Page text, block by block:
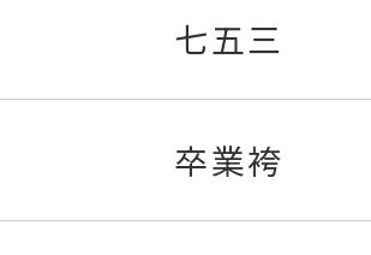
七五三
卒業袴